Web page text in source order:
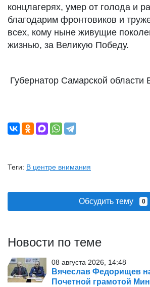
концлагерях, умер от голода и
благодарим фронтовиков и
всех, кому ныне живущие
жизнью, за Великую Победу.
Губернатор Самарской
Теги: В центре внимания
Обсудить тему 0
Новости по теме
08 августа 2026, 14:48
Вячеслав Федорищев
Почетной грамотой